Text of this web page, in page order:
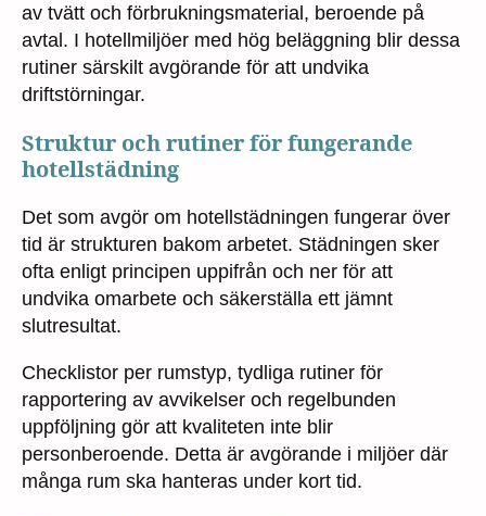
av tvätt och förbrukningsmaterial, beroende på
avtal. I hotellmiljöer med hög beläggning blir dessa
rutiner särskilt avgörande för att undvika
driftstörningar.
Struktur och rutiner för fungerande
hotellstädning
Det som avgör om hotellstädningen fungerar över
tid är strukturen bakom arbetet. Städningen sker
ofta enligt principen uppifrån och ner för att
undvika omarbete och säkerställa ett jämnt
slutresultat.
Checklistor per rumstyp, tydliga rutiner för
rapportering av avvikelser och regelbunden
uppföljning gör att kvaliteten inte blir
personberoende. Detta är avgörande i miljöer där
många rum ska hanteras under kort tid.